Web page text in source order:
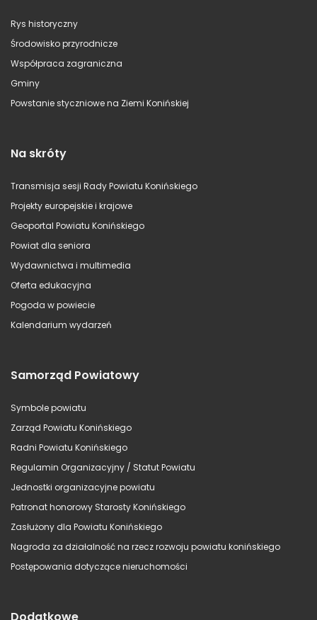
Rys historyczny
Środowisko przyrodnicze
Współpraca zagraniczna
Gminy
Powstanie styczniowe na Ziemi Konińskiej
Na skróty
Transmisja sesji Rady Powiatu Konińskiego
Projekty europejskie i krajowe
Geoportal Powiatu Konińskiego
Powiat dla seniora
Wydawnictwa i multimedia
Oferta edukacyjna
Pogoda w powiecie
Kalendarium wydarzeń
Samorząd Powiatowy
Symbole powiatu
Zarząd Powiatu Konińskiego
Radni Powiatu Konińskiego
Regulamin Organizacyjny / Statut Powiatu
Jednostki organizacyjne powiatu
Patronat honorowy Starosty Konińskiego
Zasłużony dla Powiatu Konińskiego
Nagroda za działalność na rzecz rozwoju powiatu konińskiego
Postępowania dotyczące nieruchomości
Dodatkowe